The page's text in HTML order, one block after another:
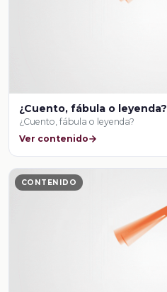
¿Cuento, fábula o leyenda?
¿Cuento, fábula o leyenda?
Ver contenido
CONTENIDO